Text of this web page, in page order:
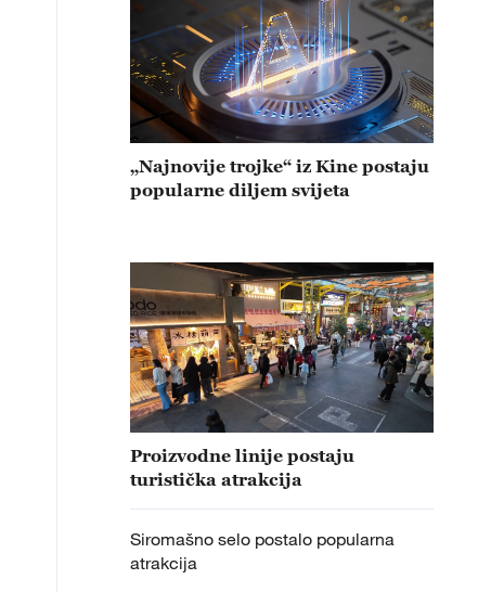
„Najnovije trojke“ iz Kine postaju
popularne diljem svijeta
Proizvodne linije postaju
turistička atrakcija
Siromašno selo postalo popularna
atrakcija